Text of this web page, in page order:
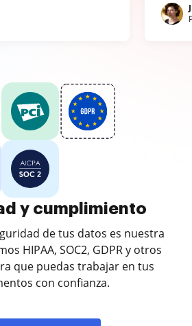
y cumplimiento
de tus datos es nuestra
HIPAA, SOC2, GDPR y otros
que puedas trabajar en tus
con confianza.